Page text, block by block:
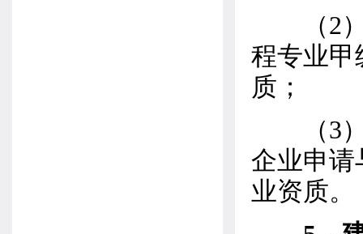
（2）
程专业甲
质；
（3）
企业申请
业资质。